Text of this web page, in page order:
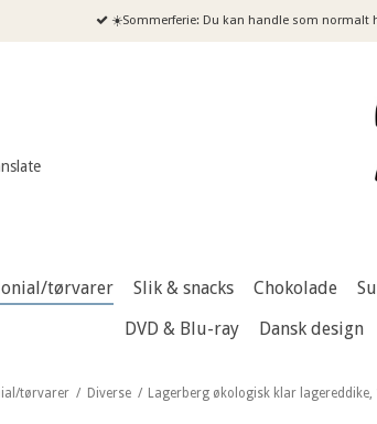
☀️Sommerferie: Du kan handle som normalt
tørvarer Slik & snacks Chokolade
DVD & Blu-ray
Dansk design
tørvarer / Diverse / Lagerberg økologisk klar lagereddike,